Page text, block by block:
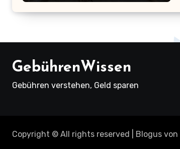
GebührenWissen
Gebühren verstehen, Geld sparen
Copyright © All rights reserved Blogus von